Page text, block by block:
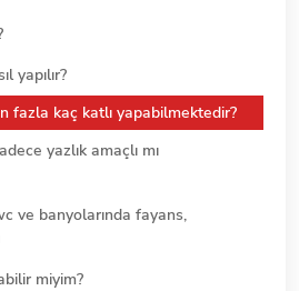
yapılır?
fazla kaç katlı yapabilmektedir?
yazlık amaçlı mı
ve banyolarında fayans,
miyim?